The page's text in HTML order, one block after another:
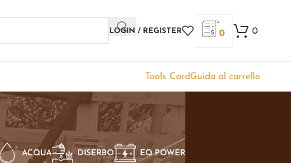
LOGIN / REGISTER 0 0
Tools CardGuida al carrello
ACQUA DISERBO EQ POWER